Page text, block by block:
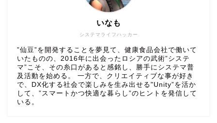
システマライフハッカー
いなも
”仙豆”を開発することを夢見て、健康食品会社で働いて
いたものの、2016年に出会ったロシアの武術”システ
マ”こそ、その糸口があると感銘し、勝手にシステマ普
及活動を始める。 一方で、クリエイティブな事が好き
で、DX化する社会で楽しみを生み出せる"Unity”を活か
して、”スマートかつ快適な暮らし”のヒントを発信して
いる。